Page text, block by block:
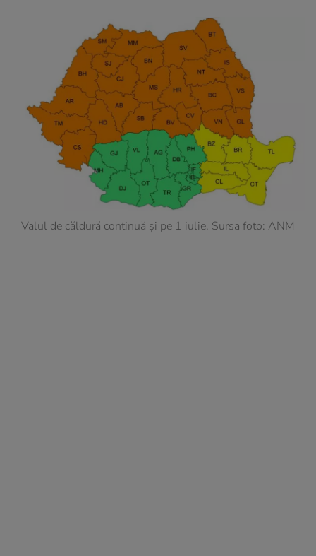
Valul de căldură continuă și pe 1 iulie. Sursa foto: ANM